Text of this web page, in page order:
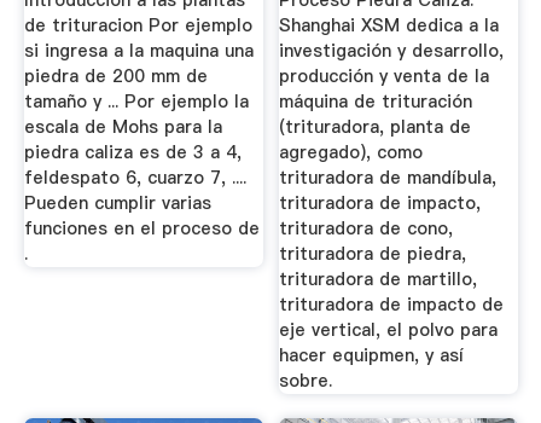
de trituracion Por ejemplo
si ingresa a la maquina una
piedra de 200 mm de
tamaño y ... Por ejemplo la
escala de Mohs para la
piedra caliza es de 3 a 4,
feldespato 6, cuarzo 7, ....
Pueden cumplir varias
funciones en el proceso de
.
Shanghai XSM dedica a la
investigación y desarrollo,
producción y venta de la
máquina de trituración
(trituradora, planta de
agregado), como
trituradora de mandíbula,
trituradora de impacto,
trituradora de cono,
trituradora de piedra,
trituradora de martillo,
trituradora de impacto de
eje vertical, el polvo para
hacer equipmen, y así
sobre.